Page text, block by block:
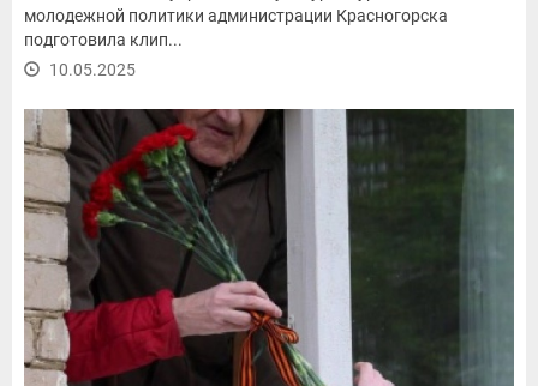
молодежной политики администрации Красногорска
подготовила клип...
10.05.2025